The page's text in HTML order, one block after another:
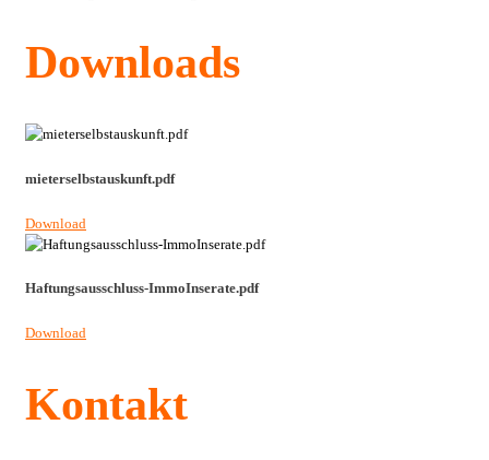
Downloads
mieterselbstauskunft.pdf
Download
Haftungsausschluss-ImmoInserate.pdf
Download
Kontakt